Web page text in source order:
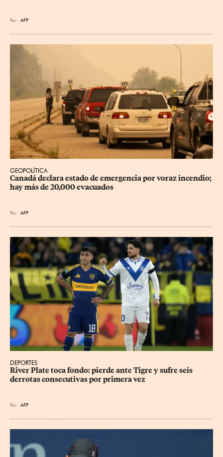
Por AFP
GEOPOLÍTICA
Canadá declara estado de emergencia por voraz incendio;
hay más de 20,000 evacuados
Por AFP
DEPORTES
River Plate toca fondo: pierde ante Tigre y sufre seis
derrotas consecutivas por primera vez
Por AFP